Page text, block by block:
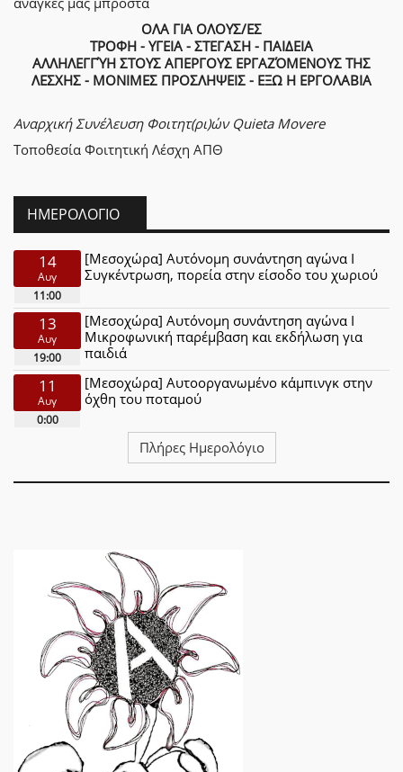
ΟΛΑ ΓΙΑ ΟΛΟΥΣ/ΕΣ
ΤΡΟΦΗ - ΥΓΕΙΑ - ΣΤΕΓΑΣΗ - ΠΑΙΔΕΙΑ
ΑΛΛΗΛΕΓΓΎΗ ΣΤΟΥΣ ΑΠΕΡΓΟΥΣ ΕΡΓΑΖΌΜΕΝΟΥΣ ΤΗΣ
ΛΕΣΧΗΣ - ΜΟΝΙΜΕΣ ΠΡΟΣΛΗΨΕΙΣ - ΕΞΩ Η ΕΡΓΟΛΑΒΙΑ
Αναρχική Συνέλευση Φοιτητ(ρι)ών Quieta Movere
Τοποθεσία Φοιτητική Λέσχη ΑΠΘ
ΗΜΕΡΟΛΌΓΙΟ
14
Αυγ
11:00
[Μεσοχώρα] Αυτόνομη συνάντηση αγώνα Ι
Συγκέντρωση, πορεία στην είσοδο του χωριού
13
Αυγ
19:00
[Μεσοχώρα] Αυτόνομη συνάντηση αγώνα Ι
Μικροφωνική παρέμβαση και εκδήλωση για
παιδιά
11
Αυγ
0:00
[Μεσοχώρα] Αυτοοργανωμένο κάμπινγκ στην
όχθη του ποταμού
Πλήρες Ημερολόγιο